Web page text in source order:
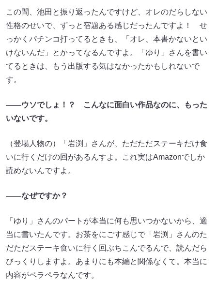
この間、池田と振り返ったんですけど、オレのだらしない
性格のせいで、ずっと宿題ある感じだったんですよ！ せ
っかくパチンコ打ってるときも、「オレ、本書かないとい
けないんだ」とかってなるんですよ。「ゆり」さんを書い
てるときは、もう出版する気はなかったかもしれないで
す。
――ウソでしょ！？ こんなに面白い作品なのに、もった
いないです。
（登場人物の）「岩渕」さんが、ただただステーキだけ食
いに行くだけの回があるんすよ。これ実はAmazonでしか
読めないんですよ。
――なぜですか？
「ゆり」さんのパートが本当に何も思いつかないから、適
当に書いたんです。お茶をにごす感じで「岩渕」さんのた
だただステーキ食いに行く回ぶちこんでるんで、読んだら
びっくりしますよ。あまりにも本編と関係なくて。本当に
内容がペラペラなんです。